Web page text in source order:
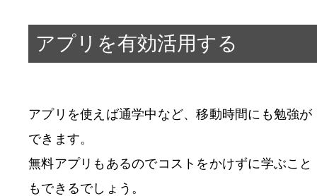
アプリを有効活用する
アプリを使えば通学中など、移動時間にも勉強が
できます。
無料アプリもあるのでコストをかけずに学ぶこと
もできるでしょう。